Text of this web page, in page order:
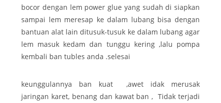
bocor dengan lem power glue yang sudah di siapkan
sampai lem meresap ke dalam lubang bisa dengan
bantuan alat lain ditusuk-tusuk ke dalam lubang agar
lem masuk kedam dan tunggu kering ,lalu pompa
kembali ban tubles anda .selesai
keunggulannya ban kuat ,awet idak merusak
jaringan karet, benang dan kawat ban , Tidak terjadi